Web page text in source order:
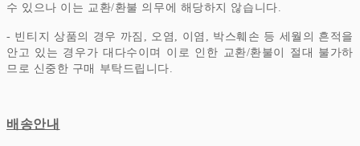
수 있으나 이는 교환/환불 의무에 해당하지 않습니다.
- 빈티지 상품의 경우 까짐, 오염, 이염, 박스훼손 등 세월의 흔적을
안고 있는 경우가 대다수이며 이로 인한 교환/환불이 절대 불가하
므로 신중한 구매 부탁드립니다.
배송안내